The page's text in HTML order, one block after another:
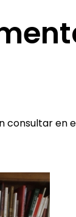
consultar en